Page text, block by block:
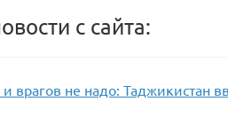
с сайта:
врагов не надо: Таджикистан